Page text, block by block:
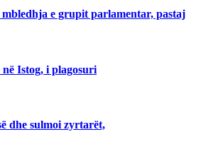
e grupit parlamentar, pastaj
Istog, i plagosuri
dhe sulmoi zyrtarët,